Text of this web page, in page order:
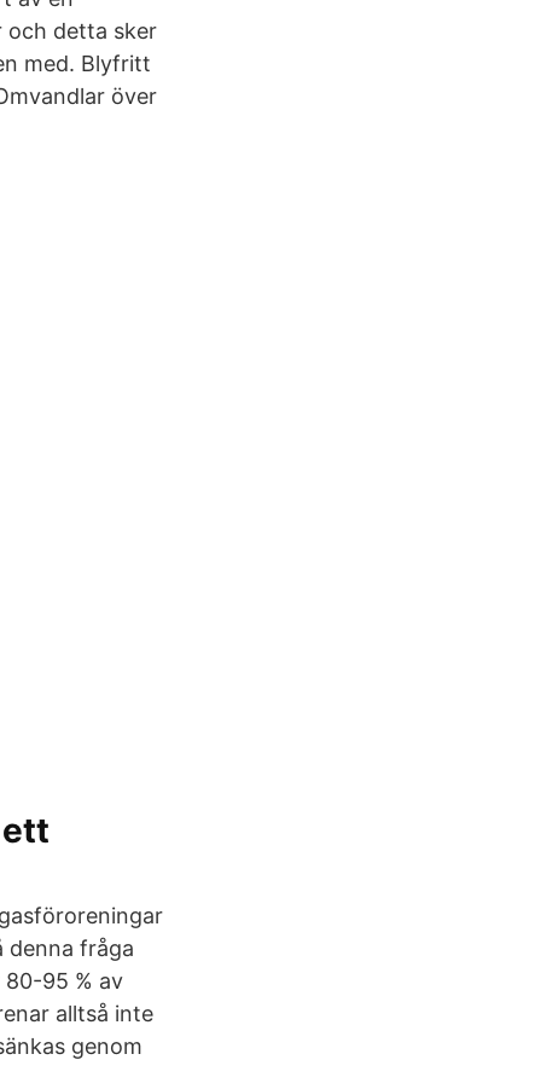
och detta sker
med. Blyfritt
över
denna fråga
95 % av
alltså inte
genom